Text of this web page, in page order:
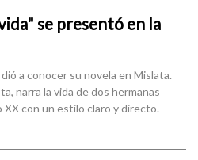
se presentó en la
a conocer su novela en Mislata.
narra la vida de dos hermanas
XX con un estilo claro y directo.